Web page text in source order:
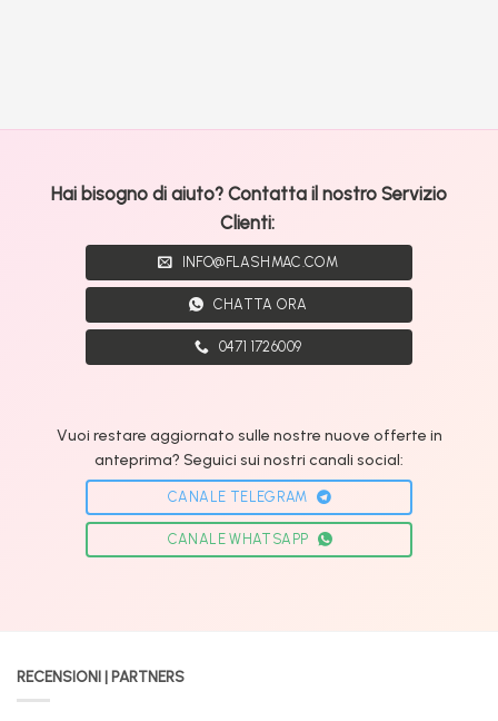
Hai bisogno di aiuto? Contatta il nostro Servizio
Clienti:
INFO@FLASHMAC.COM
CHATTA ORA
0471 1726009
Vuoi restare aggiornato sulle nostre nuove offerte in
anteprima? Seguici sui nostri canali social:
CANALE TELEGRAM
CANALE WHATSAPP
RECENSIONI | PARTNERS